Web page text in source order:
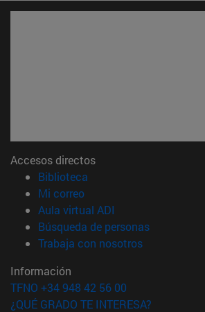
Accesos directos
Biblioteca
Mi correo(abre en nueva ventana)
Aula virtual ADI
Búsqueda de personas(abre en
Trabaja con nosotros(abre en
Información
TFNO +34 948 42 56 00
¿QUÉ GRADO TE INTERESA?